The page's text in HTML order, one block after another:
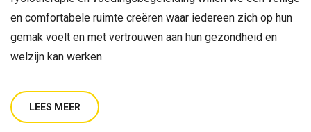
en comfortabele ruimte creëren waar iedereen zich op hun
gemak voelt en met vertrouwen aan hun gezondheid en
welzijn kan werken.
LEES MEER